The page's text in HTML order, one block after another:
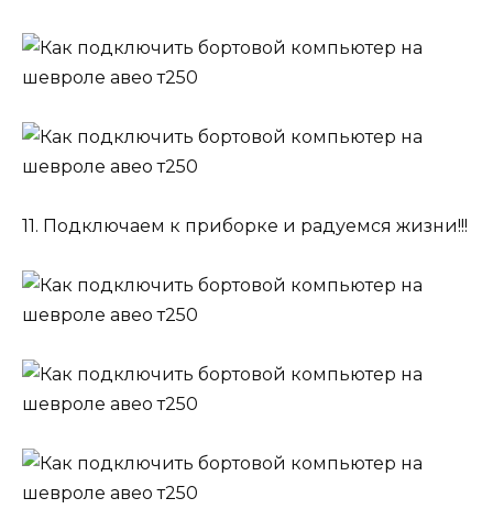
11. Подключаем к приборке и радуемся жизни!!!